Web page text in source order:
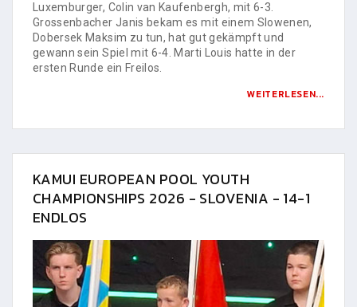
Luxemburger, Colin van Kaufenbergh, mit 6-3.
Grossenbacher Janis bekam es mit einem Slowenen,
Dobersek Maksim zu tun, hat gut gekämpft und
gewann sein Spiel mit 6-4. Marti Louis hatte in der
ersten Runde ein Freilos.
WEITERLESEN...
KAMUI EUROPEAN POOL YOUTH
CHAMPIONSHIPS 2026 - SLOVENIA - 14-1
ENDLOS